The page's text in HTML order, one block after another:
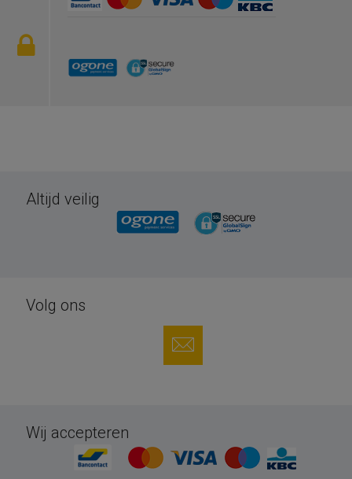
Altijd veilig
Volg ons
Wij accepteren